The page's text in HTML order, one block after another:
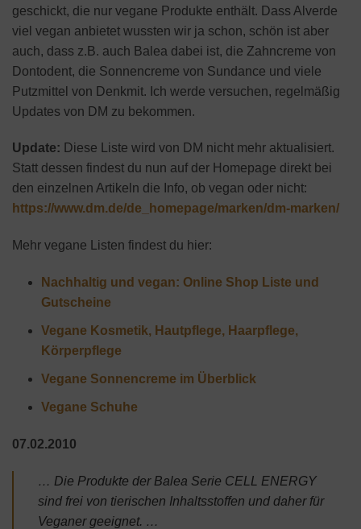
geschickt, die nur vegane Produkte enthält. Dass Alverde
viel vegan anbietet wussten wir ja schon, schön ist aber
auch, dass z.B. auch Balea dabei ist, die Zahncreme von
Dontodent, die Sonnencreme von Sundance und viele
Putzmittel von Denkmit. Ich werde versuchen, regelmäßig
Updates von DM zu bekommen.
Update: Diese Liste wird von DM nicht mehr aktualisiert.
Statt dessen findest du nun auf der Homepage direkt bei
den einzelnen Artikeln die Info, ob vegan oder nicht:
https://www.dm.de/de_homepage/marken/dm-marken/
Mehr vegane Listen findest du hier:
Nachhaltig und vegan: Online Shop Liste und
Gutscheine
Vegane Kosmetik, Hautpflege, Haarpflege,
Körperpflege
Vegane Sonnencreme im Überblick
Vegane Schuhe
07.02.2010
… Die Produkte der Balea Serie CELL ENERGY
sind frei von tierischen Inhaltsstoffen und daher für
Veganer geeignet. …